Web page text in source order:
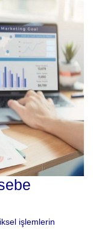
işlemlerin